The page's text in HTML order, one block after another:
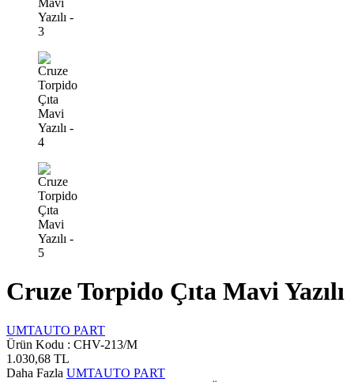
Cruze Torpido Çıta Mavi Yazılı
UMTAUTO PART
Ürün Kodu : CHV-213/M
1.030,68 TL
Daha Fazla UMTAUTO PART